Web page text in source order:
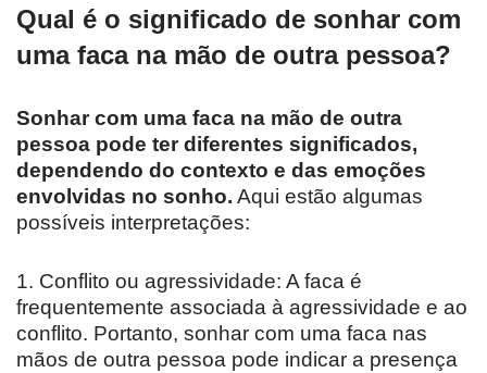
Qual é o significado de sonhar com
uma faca na mão de outra pessoa?
Sonhar com uma faca na mão de outra
pessoa pode ter diferentes significados,
dependendo do contexto e das emoções
envolvidas no sonho. Aqui estão algumas
possíveis interpretações:
1. Conflito ou agressividade: A faca é
frequentemente associada à agressividade e ao
conflito. Portanto, sonhar com uma faca nas
mãos de outra pessoa pode indicar a presença